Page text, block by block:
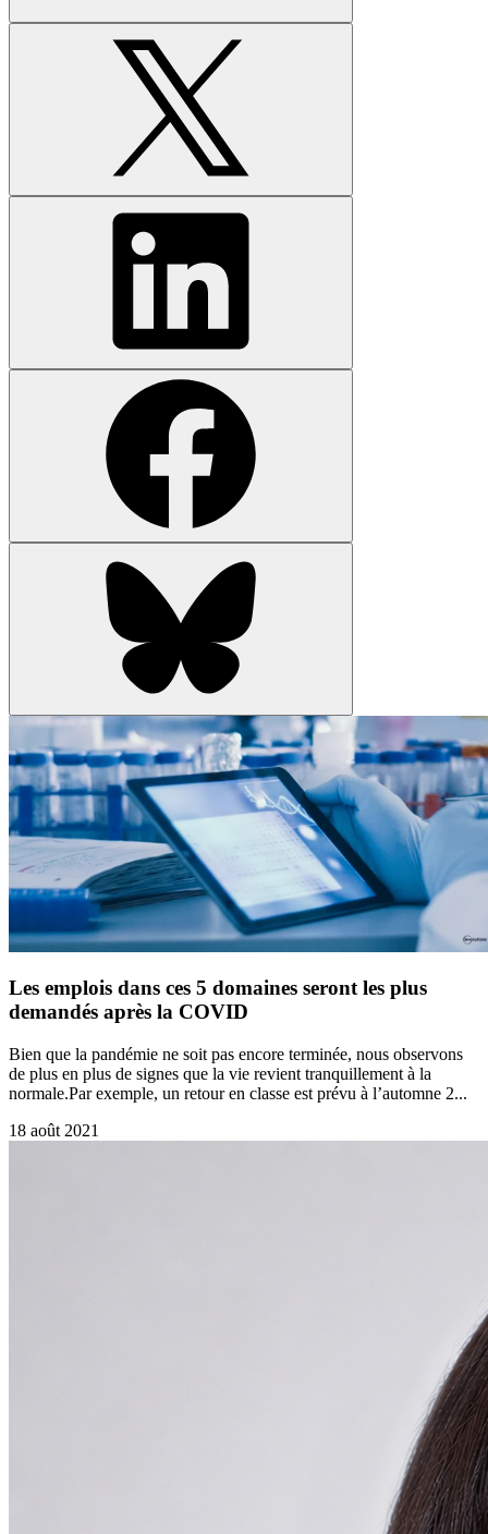
Les emplois dans ces 5 domaines seront les plus
demandés après la COVID
Bien que la pandémie ne soit pas encore terminée, nous observons
de plus en plus de signes que la vie revient tranquillement à la
normale.Par exemple, un retour en classe est prévu à l’automne 2...
18 août 2021